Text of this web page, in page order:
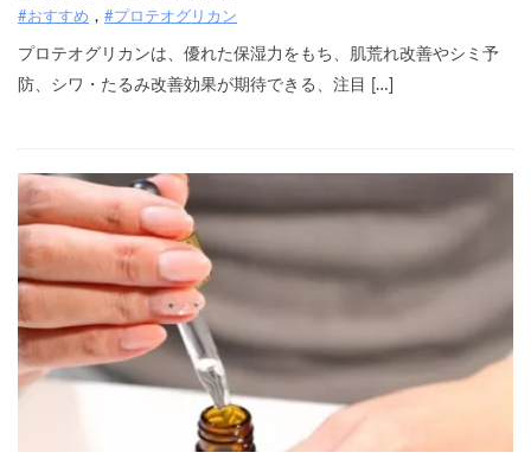
#おすすめ #プロテオグリカン
プロテオグリカンは、優れた保湿力をもち、肌荒れ改善やシミ予
防、シワ・たるみ改善効果が期待できる、注目 […]